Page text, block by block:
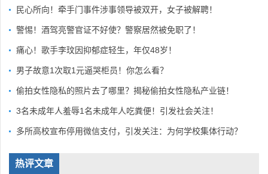
民心所向！牵手门事件涉事领导被双开，女子被解聘！
警惕！酒驾亮警官证不好使？警察居然被免职了！
痛心！歌手李玟因抑郁症轻生，年仅48岁！
男子故意1次取1元逼哭柜员！你怎么看？
偷拍女性隐私的照片去了哪里？揭秘偷拍女性隐私产业链！
3名未成年人羞辱1名未成年人吃粪便！引发社会关注！
多所高校宣布停用微信支付，引发关注：为何学校集体行动？
热评文章